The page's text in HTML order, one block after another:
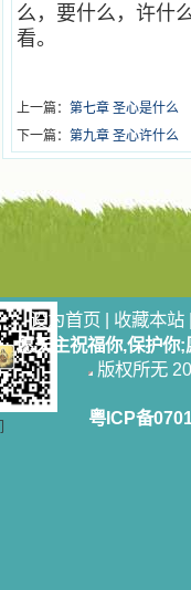
么，要什么，许什
看。
上一篇： 第七章 圣心是什么
下一篇： 第九章 圣心许什么
设为首页 | 收藏本站
愿天主祝福你,保护你
版权所无
粤ICP备